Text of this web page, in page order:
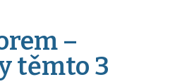
–
těmto 3